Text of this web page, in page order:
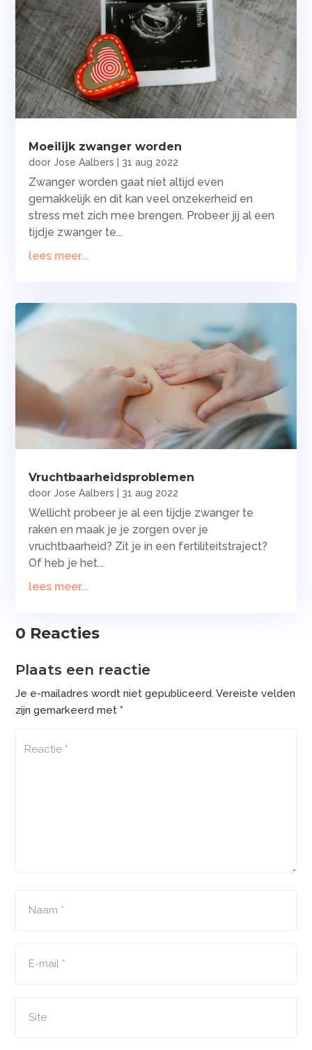
Moeilijk zwanger worden
doorJose Aalbers 31 aug 2022
Zwanger worden gaat niet altijd even
gemakkelijk en dit kan veel onzekerheid en
stress met zich mee brengen. Probeer jij al een
tijdje zwanger te...
lees meer...
Vruchtbaarheidsproblemen
doorJose Aalbers 31 aug 2022
Wellicht probeer je al een tijdje zwanger te
raken en maak je je zorgen over je
vruchtbaarheid? Zit je in een fertiliteitstraject?
Of heb je het...
lees meer...
0 Reacties
Plaats een reactie
Je e-mailadres wordt niet gepubliceerd. Vereiste velden
zijn gemarkeerd met*